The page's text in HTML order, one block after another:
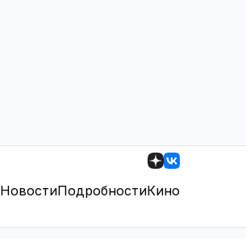
НовостиПодробностиКино